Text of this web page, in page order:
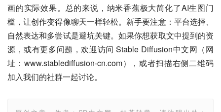
画的实际效果。总的来说，纳米香蕉极大简化了AI生图门
槛，让创作变得像聊天一样轻松。新手要注意：平台选择、
自然表达和多尝试是避坑关键。如果你想获取文中提到的资
源，或有更多问题，欢迎访问 Stable Diffusion中文网（网
址：www.stablediffusion-cn.com），或者扫描右侧二维码
加入我们的社群一起讨论。